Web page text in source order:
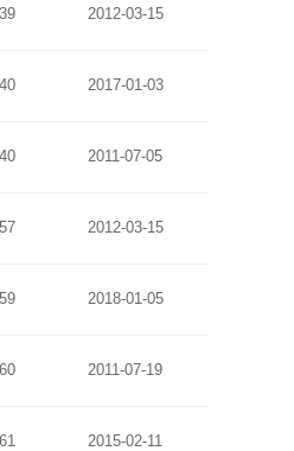
2012-03-15
2017-01-03
2011-07-05
2012-03-15
2018-01-05
2011-07-19
2015-02-11